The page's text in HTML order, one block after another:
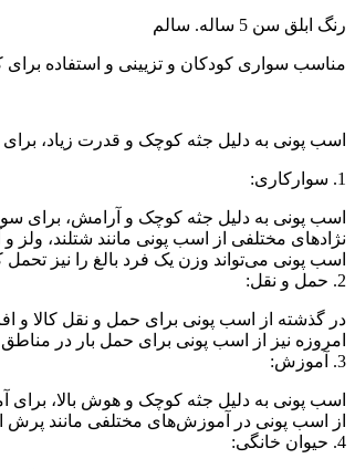
رنگ ابلق سن 5 ساله. سالم
مناسب سواری کودکان و تزیینی و استفاده برای
اسب پونی به دلیل جثه کوچک و قدرت زیاد،
1. سوارکاری:
اسب پونی به دلیل جثه کوچک و آرامش، برای
نژادهای مختلفی از اسب پونی مانند شتلند، ولز
اسب پونی می‌تواند وزن یک فرد بالغ را نیز
2. حمل و نقل:
در گذشته از اسب پونی برای حمل و نقل کالا و
امروزه نیز از اسب پونی برای حمل بار در
3. آموزش:
اسب پونی به دلیل جثه کوچک و هوش بالا،
از اسب پونی در آموزش‌های مختلفی مانند پرش
4. حیوان خانگی: